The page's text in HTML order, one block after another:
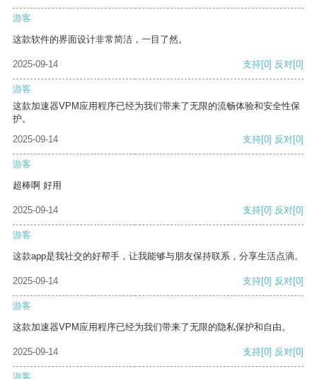
游客
这款软件的界面设计非常简洁，一目了然。
2025-09-14 支持[0] 反对[0]
游客
这款加速器VPM应用程序已经为我们带来了无限的流畅体验和安全性保
护。
2025-09-14
支持[0] 反对[0]
游客
超棒啊 好用
2025-09-14 支持[0] 反对[0]
游客
这款app是我社交的好帮手，让我能够与朋友保持联系，分享生活点滴。
2025-09-14 支持[0] 反对[0]
游客
这款加速器VPM应用程序已经为我们带来了无限的隐私保护和自由。
2025-09-14 支持[0] 反对[0]
游客